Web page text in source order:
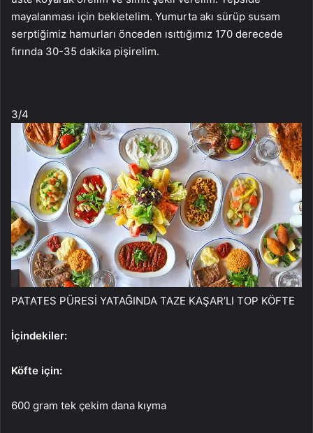
mayalanması için bekletelim. Yumurta akı sürüp susam
serptiğimiz hamurları önceden ısıttığımız 170 derecede
fırında 30-35 dakika pişirelim.
3/4
PATATES PÜRESİ YATAĞINDA TAZE KAŞAR’LI TOP KÖFTE
İçindekiler:
Köfte için:
600 gram tek çekim dana kıyma